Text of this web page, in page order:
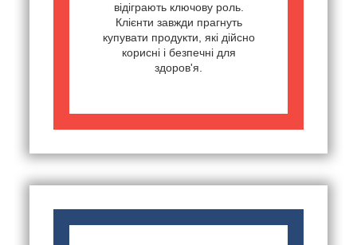
відіграють ключову роль.
Клієнти завжди прагнуть
купувати продукти, які дійсно
корисні і безпечні для
здоров'я.